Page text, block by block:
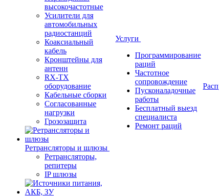
высокочастотные
Усилители для
автомобильных
радиостанций
Коаксиальный
кабель
Кронштейны для
антенн
RX-TX
оборудование
Кабельные сборки
Согласованные
нагрузки
Грозозащита
Ретрансляторы и шлюзы
Ретрансляторы,
репитеры
IP шлюзы
Услуги
Программирование
раций
Частотное
сопровождение
Пусконаладочные
работы
Бесплатный выезд
специалиста
Ремонт раций